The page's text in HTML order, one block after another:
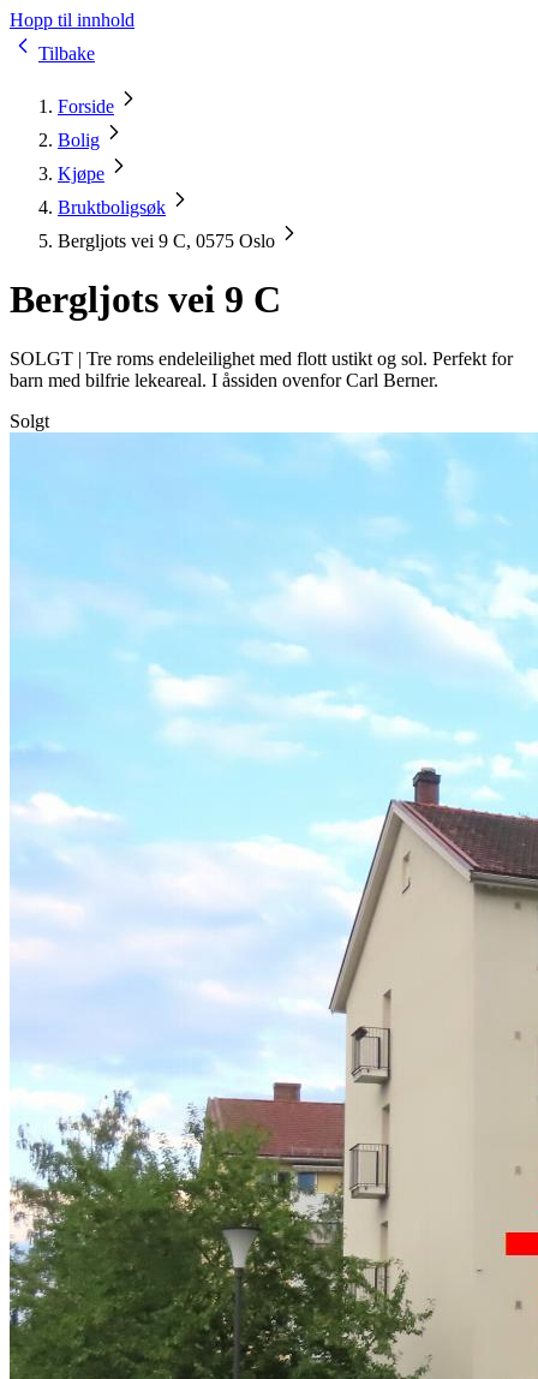
Hopp til innhold
Tilbake
Forside
Bolig
Kjøpe
Bruktboligsøk
Bergljots vei 9 C, 0575 Oslo
Bergljots vei 9 C
SOLGT | Tre roms endeleilighet med flott ustikt og sol. Perfekt for
barn med bilfrie lekeareal. I åssiden ovenfor Carl Berner.
Solgt